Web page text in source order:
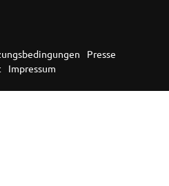
Presse
Impressum